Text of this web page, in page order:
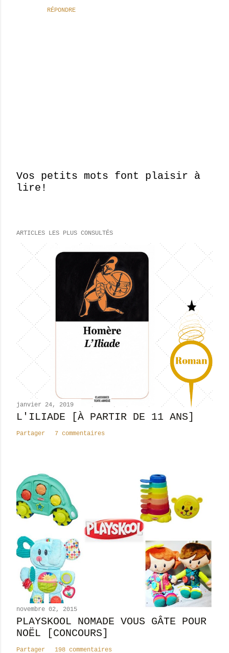
RÉPONDRE
E
g
t
r
c
m
n
t
i
Vos petits mots font plaisir à
lire!
ARTICLES LES PLUS CONSULTÉS
janvier 24, 2019
L'ILIADE [À PARTIR DE 11 ANS]
Partager 7 commentaires
novembre 02, 2015
PLAYSKOOL NOMADE VOUS GÂTE POUR
NOËL [CONCOURS]
Partager 198 commentaires